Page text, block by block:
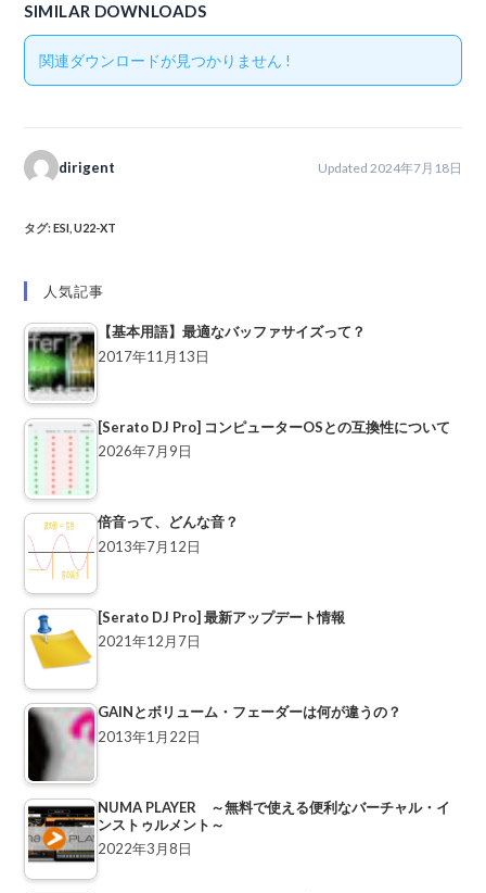
SIMILAR DOWNLOADS
関連ダウンロードが見つかりません !
dirigent Updated 2024年7月18日
タグ:ESI U22-XT
人気記事
【基本用語】最適なバッファサイズって？
2017年11月13日
[Serato DJ Pro] コンピューターOSとの互換性について
2026年7月9日
倍音って、どんな音？
2013年7月12日
[Serato DJ Pro] 最新アップデート情報
2021年12月7日
GAINとボリューム・フェーダーは何が違うの？
2013年1月22日
NUMA PLAYER ～無料で使える便利なバーチャル・イ
ンストゥルメント～
2022年3月8日